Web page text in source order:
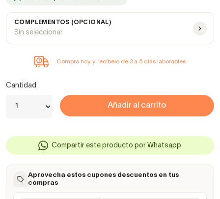
COMPLEMENTOS (OPCIONAL)
Sin seleccionar
Compra hoy y recíbelo de 3 a 5 días laborables
Cantidad
Añadir al carrito
Compartir este producto por Whatsapp
Aprovecha estos cupones descuentos en tus
compras